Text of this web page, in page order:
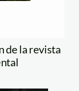
de la revista